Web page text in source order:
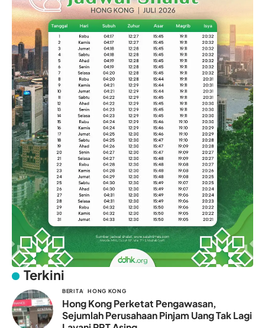
Terkini
BERITA HONG KONG
Hong Kong Perketat Pengawasan,
Sejumlah Perusahaan Pinjam Uang Tak Lagi